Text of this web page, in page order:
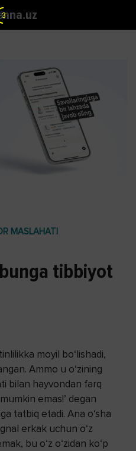
MASLAHATI
tibbiyot
moyil bo‘lishadi,
Ammo u o‘zining
bilan hayvondan farq
emas!’ degan
tatbiq etadi. Ana o‘sha
erkak uchun o‘z
bu o‘z o‘zidan ko‘p
2